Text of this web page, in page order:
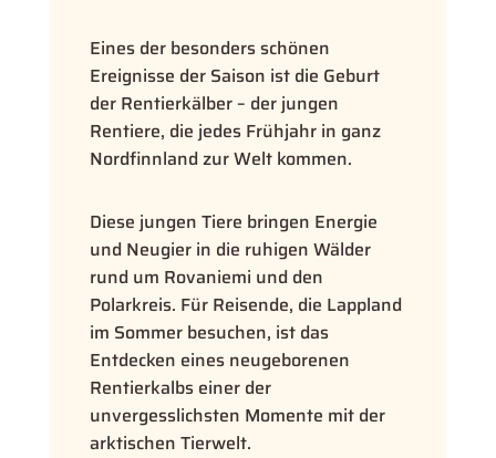
Eines der besonders schönen
Ereignisse der Saison ist die Geburt
der Rentierkälber – der jungen
Rentiere, die jedes Frühjahr in ganz
Nordfinnland zur Welt kommen.
Diese jungen Tiere bringen Energie
und Neugier in die ruhigen Wälder
rund um Rovaniemi und den
Polarkreis. Für Reisende, die Lappland
im Sommer besuchen, ist das
Entdecken eines neugeborenen
Rentierkalbs einer der
unvergesslichsten Momente mit der
arktischen Tierwelt.